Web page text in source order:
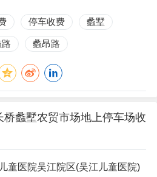
停车收费 蠡墅
蠡昂路
桥蠡墅农贸市场地上停车场收
童医院吴江院区(吴江儿童医院)